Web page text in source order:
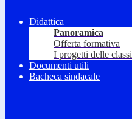
Didattica
Panoramica
Offerta formativa
I progetti delle classi
Documenti utili
Bacheca sindacale